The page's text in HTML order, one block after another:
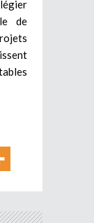
de